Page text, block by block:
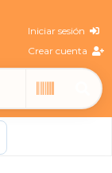
Iniciar sesión
Crear cuenta